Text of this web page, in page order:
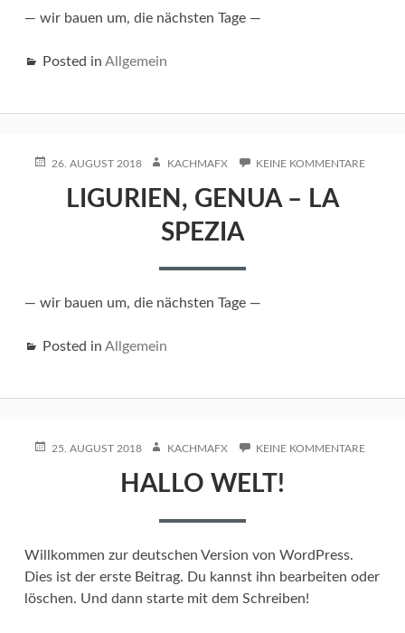
— wir bauen um, die nächsten Tage —
Posted in Allgemein
POSTED
26. AUGUST 2018 AUTHOR
KACHMAFX KEINE KOMMENTAREZU
LIGURIEN, GENUA – LA
SPEZIA
— wir bauen um, die nächsten Tage —
Posted in Allgemein
POSTED
25. AUGUST 2018 AUTHOR
KACHMAFX KEINE KOMMENTAREZU
HALLO WELT!
Willkommen zur deutschen Version von WordPress.
Dies ist der erste Beitrag. Du kannst ihn bearbeiten oder
löschen. Und dann starte mit dem Schreiben!